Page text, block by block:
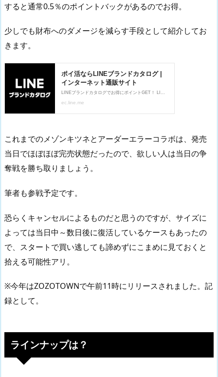
すると通常0.5％のポイントバックがあるのでお得。
少しでも財布へのダメージを減らす手段として紹介してお
きます。
これまでのメゾンキツネとアーダーエラーコラボは、発売
当日でほぼほぼ完売状態だったので、欲しい人は当日の争
奪戦を勝ち取りましょう。
筆者も参戦予定です。
恐らくキャンセルによるものだと思うのですが、サイズに
よっては当日中～数日後に復活しているケースもあったの
で、スタートで買い逃しても諦めずにこまめに見ておくと
拾える可能性アリ。
※今年はZOZOTOWNで午前11時にリリースされました。記
録として。
ラインナップは？